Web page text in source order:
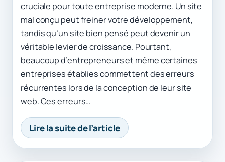
cruciale pour toute entreprise moderne. Un site
mal conçu peut freiner votre développement,
tandis qu’un site bien pensé peut devenir un
véritable levier de croissance. Pourtant,
beaucoup d’entrepreneurs et même certaines
entreprises établies commettent des erreurs
récurrentes lors de la conception de leur site
web. Ces erreurs…
Lire la suite de l’article